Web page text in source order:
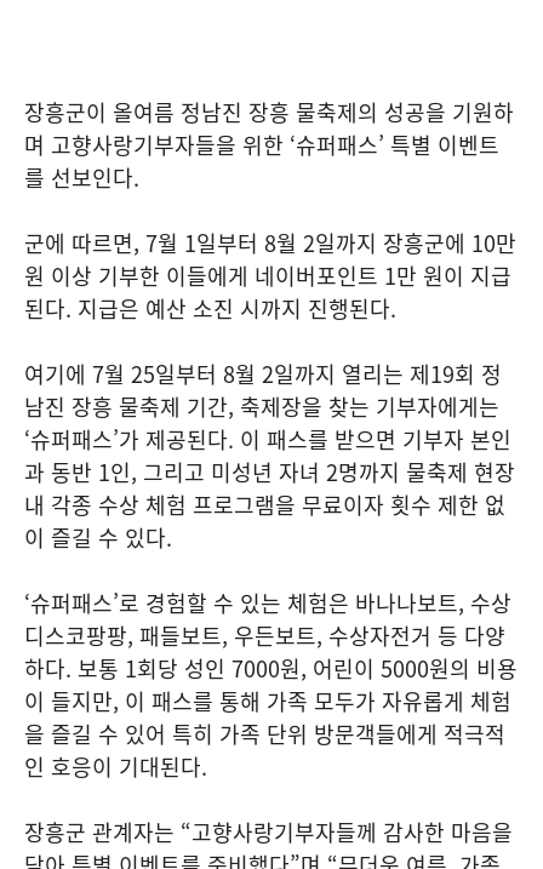
장흥군이 올여름 정남진 장흥 물축제의 성공을 기원하
며 고향사랑기부자들을 위한 ‘슈퍼패스’ 특별 이벤트
를 선보인다.
군에 따르면, 7월 1일부터 8월 2일까지 장흥군에 10만
원 이상 기부한 이들에게 네이버포인트 1만 원이 지급
된다. 지급은 예산 소진 시까지 진행된다.
여기에 7월 25일부터 8월 2일까지 열리는 제19회 정
남진 장흥 물축제 기간, 축제장을 찾는 기부자에게는
‘슈퍼패스’가 제공된다. 이 패스를 받으면 기부자 본인
과 동반 1인, 그리고 미성년 자녀 2명까지 물축제 현장
내 각종 수상 체험 프로그램을 무료이자 횟수 제한 없
이 즐길 수 있다.
‘슈퍼패스’로 경험할 수 있는 체험은 바나나보트, 수상
디스코팡팡, 패들보트, 우든보트, 수상자전거 등 다양
하다. 보통 1회당 성인 7000원, 어린이 5000원의 비용
이 들지만, 이 패스를 통해 가족 모두가 자유롭게 체험
을 즐길 수 있어 특히 가족 단위 방문객들에게 적극적
인 호응이 기대된다.
장흥군 관계자는 “고향사랑기부자들께 감사한 마음을